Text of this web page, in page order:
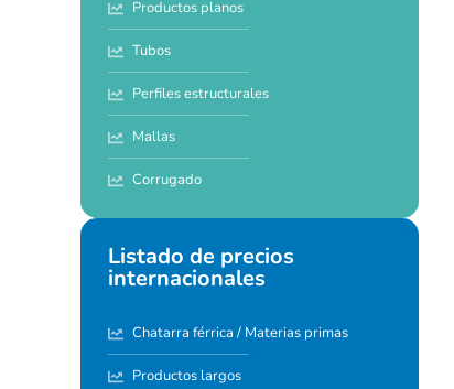
Productos planos
Tubos
Perfiles estructurales
Mallas
Corrugado
Listado de precios
internacionales
Chatarra férrica / Materias primas
Productos largos